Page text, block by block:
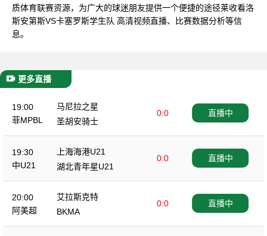
质体育联赛资源，为广大的球迷朋友提供一个便捷的途径莱收看洛
斯安第斯VS卡塞罗斯学生队 高清视频直播、比赛数据分析等信
息。
更多直播
19:00
菲MPBL
马尼拉之星
0:0
圣胡安骑士
直播中
19:30
中U21
上海海港U21
0:0
湖北青年星U21
直播中
20:00
阿美超
艾拉斯克特
0:0
BKMA
直播中